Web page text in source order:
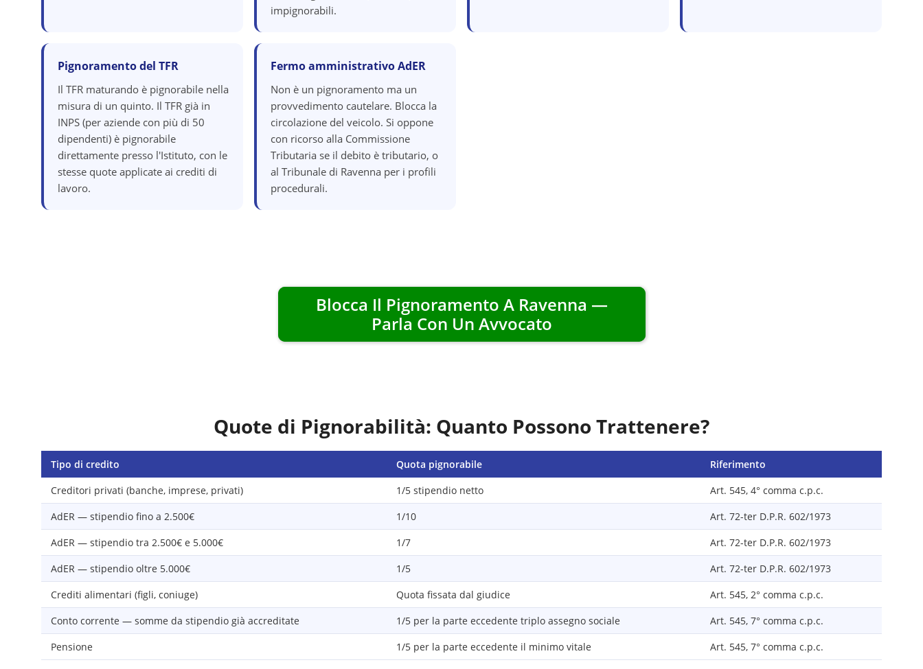
impignorabili.
Pignoramento del TFR
Il TFR maturando è pignorabile nella
misura di un quinto. Il TFR già in
INPS (per aziende con più di 50
dipendenti) è pignorabile
direttamente presso l'Istituto, con le
stesse quote applicate ai crediti di
lavoro.
Fermo amministrativo AdER
Non è un pignoramento ma un
provvedimento cautelare. Blocca la
circolazione del veicolo. Si oppone
con ricorso alla Commissione
Tributaria se il debito è tributario, o
al Tribunale di Ravenna per i profili
procedurali.
Blocca Il Pignoramento A Ravenna —
Parla Con Un Avvocato
Quote di Pignorabilità: Quanto Possono Trattenere?
Tipo di credito Quota pignorabile
Riferimento
Creditori privati (banche, imprese, privati)
1/5 stipendio netto
Art. 545, 4° comma c.p.c.
AdER — stipendio fino a 2.500€
1/10
Art. 72-ter D.P.R. 602/1973
AdER — stipendio tra 2.500€ e 5.000€
1/7
Art. 72-ter D.P.R. 602/1973
AdER — stipendio oltre 5.000€
1/5
Art. 72-ter D.P.R. 602/1973
Crediti alimentari (figli, coniuge)
Quota fissata dal giudice
Art. 545, 2° comma c.p.c.
Conto corrente — somme da stipendio già accreditate
1/5 per la parte eccedente triplo assegno sociale
Art. 545, 7° comma c.p.c.
Pensione
1/5 per la parte eccedente il minimo vitale Art. 545, 7° comma c.p.c.